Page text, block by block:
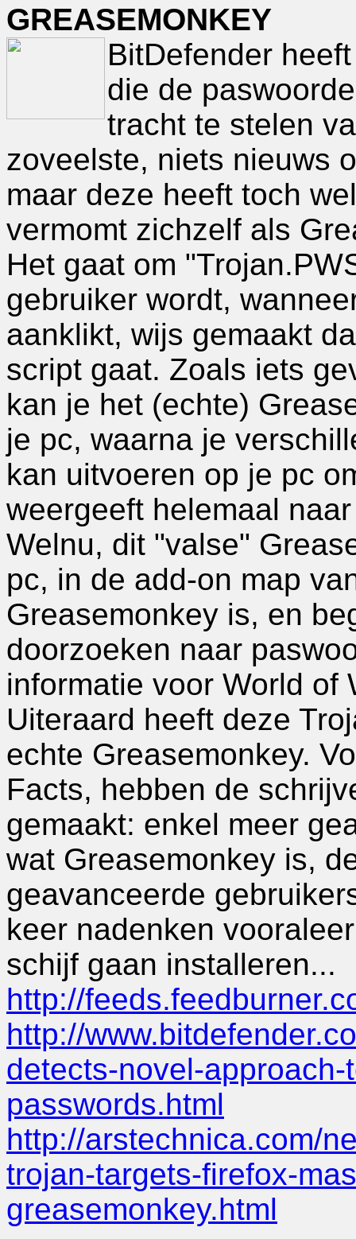
GREASEMONKEY
BitDefender
die de
tracht te stelen
zoveelste, niets nieuws
maar deze heeft toch
vermomt zichzelf als
Het gaat om
gebruiker wordt,
aanklikt, wijs gemaakt
script gaat. Zoals iets
kan je het (echte)
je pc, waarna je
kan uitvoeren op je pc
weergeeft helemaal
Welnu, dit "valse"
pc, in de add-on map
Greasemonkey is, en
doorzoeken naar
informatie voor World of
Uiteraard heeft deze
echte Greasemonkey.
Facts, hebben de
gemaakt: enkel meer
wat Greasemonkey is,
geavanceerde
keer nadenken
schijf gaan installeren...
http://
http://
detects-novel-
passwords.html
http://arstechnica.com/
trojan-targets-firefox-
greasemonkey.html